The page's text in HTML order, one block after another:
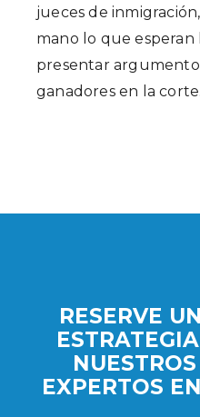
jueces de
mano lo que esperan
presentar
ganadores en la corte.
RESERVE
EXPERTOS